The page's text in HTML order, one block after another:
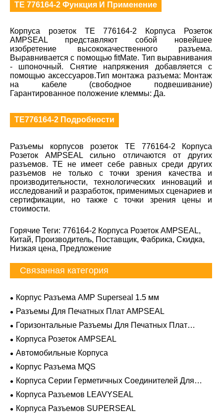
TE 776164-2 Функция И Применение
Корпуса розеток TE 776164-2 Корпуса Розеток
AMPSEAL представляют собой новейшее
изобретение высококачественного разъема.
Выравнивается с помощью fitMate. Тип выравнивания
- шпоночный. Снятие напряжения добавляется с
помощью аксессуаров.Тип монтажа разъема: Монтаж
на кабеле (свободное подвешивание)
Гарантированное положение клеммы: Да.
TE776164-2 Подробности
Разъемы корпусов розеток TE 776164-2 Корпуса
Розеток AMPSEAL сильно отличаются от других
разъемов. TE не имеет себе равных среди других
разъемов не только с точки зрения качества и
производительности, технологических инноваций и
исследований и разработок, применимых сценариев и
сертификации, но также с точки зрения цены и
стоимости.
Горячие Теги: 776164-2 Корпуса Розеток AMPSEAL,
Китай, Производитель, Поставщик, Фабрика, Скидка,
Низкая цена, Предложение
Связанная категория
Корпус Разъема AMP Superseal 1.5 мм
Разъемы Для Печатных Плат AMPSEAL
Горизонтальные Разъемы Для Печатных Плат
AMPSEAL
Корпуса Розеток AMPSEAL
Автомобильные Корпуса
Корпус Разъема MQS
Корпуса Серии Герметичных Соединителей Для
Тяжелых Условий Эксплуатации
Корпуса Разъемов LEAVYSEAL
Корпуса Разъемов SUPERSEAL